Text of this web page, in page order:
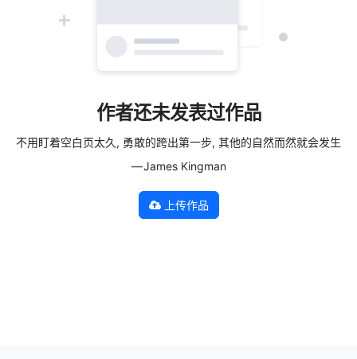
作者还未发表过作品
不用盯着空白页太久, 勇敢的跨出第一步, 其他的自然而然就会发生
— James Kingman
上传作品